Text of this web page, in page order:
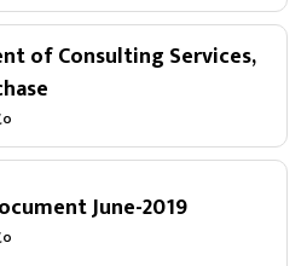
of Consulting Services,
June-2019